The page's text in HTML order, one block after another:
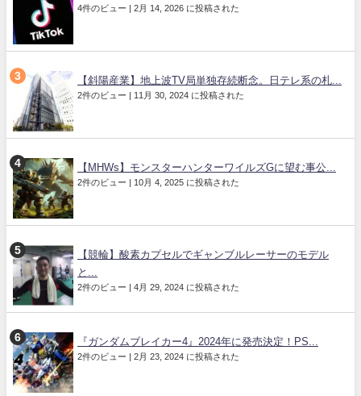
4件のビュー | 2月 14, 2026 に投稿された
【斜陽産業】地上波TV局単独存続断念。日テレ系の札...
2件のビュー | 11月 30, 2024 に投稿された
【MHWs】モンスターハンターワイルズGに望む事公...
2件のビュー | 10月 4, 2025 に投稿された
【競輪】酸素カプセルでギャンブルレーサーのモデル
と...
2件のビュー | 4月 29, 2024 に投稿された
『ガンダムブレイカー4』2024年に発売決定！PS...
2件のビュー | 2月 23, 2024 に投稿された